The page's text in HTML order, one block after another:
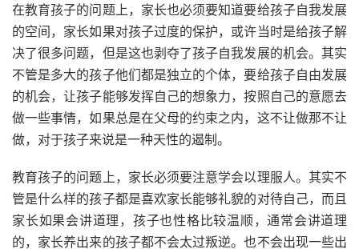
在教育孩子的问题上，家长也必须要知道要给孩子自我发展
的空间，家长如果对孩子过度的保护，或许当时是给孩子解
决了很多问题，但是这也剥夺了孩子自我发展的机会。其实
不管是多大的孩子他们都是独立的个体，要给孩子自由发展
的机会，让孩子能够发挥自己的想象力，按照自己的意愿去
做一些事情，如果总是在父母的约束之内，这不让做那不让
做，对于孩子来说是一种天性的遏制。
教育孩子的问题上，家长必须要注意学会以理服人。其实不
管是什么样的孩子都是喜欢家长能够礼貌的对待自己，而且
家长如果会讲道理，孩子也性格比较温顺，通常会讲道理
的，家长养出来的孩子都不会太过叛逆。也不会出现一些出